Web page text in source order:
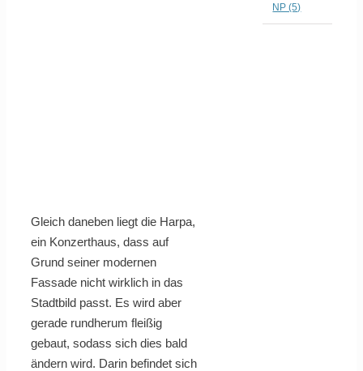
Gleich daneben liegt die Harpa,
ein Konzerthaus, dass auf
Grund seiner modernen
Fassade nicht wirklich in das
Stadtbild passt. Es wird aber
gerade rundherum fleißig
gebaut, sodass sich dies bald
ändern wird. Darin befindet sich
NP (5)